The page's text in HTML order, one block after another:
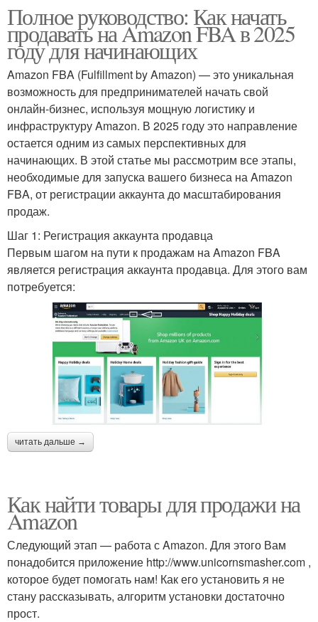
Полное руководство: Как начать
продавать на Amazon FBA в 2025
году для начинающих
Amazon FBA (Fulfillment by Amazon) — это уникальная
возможность для предпринимателей начать свой
онлайн-бизнес, используя мощную логистику и
инфраструктуру Amazon. В 2025 году это направление
остается одним из самых перспективных для
начинающих. В этой статье мы рассмотрим все этапы,
необходимые для запуска вашего бизнеса на Amazon
FBA, от регистрации аккаунта до масштабирования
продаж.
Шаг 1: Регистрация аккаунта продавца
Первым шагом на пути к продажам на Amazon FBA
является регистрация аккаунта продавца. Для этого вам
потребуется:
читать дальше →
Как найти товары для продажи на
Amazon
Следующий этап — работа с Amazon. Для этого Вам
понадобится приложение http://www.unicornsmasher.com ,
которое будет помогать нам! Как его установить я не
стану рассказывать, алгоритм установки достаточно
прост.